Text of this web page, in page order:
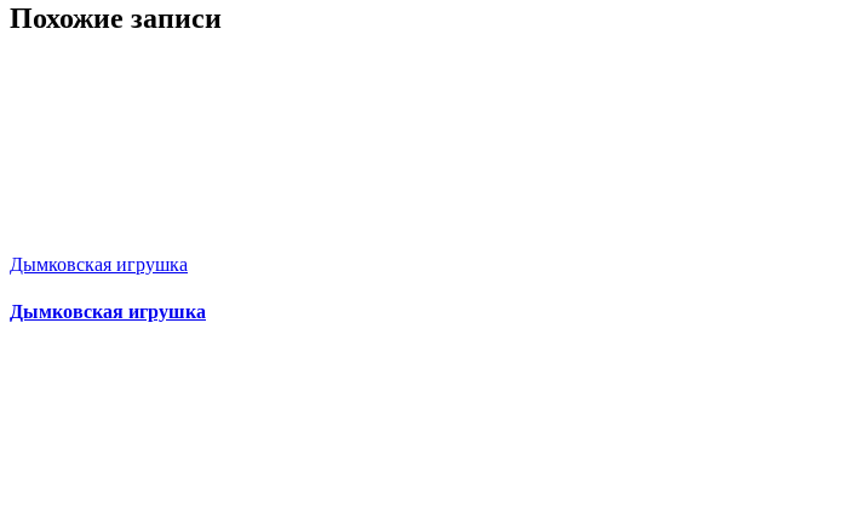
Похожие записи
Дымковская игрушка
Дымковская игрушка